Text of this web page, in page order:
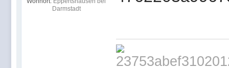
Darmstadt